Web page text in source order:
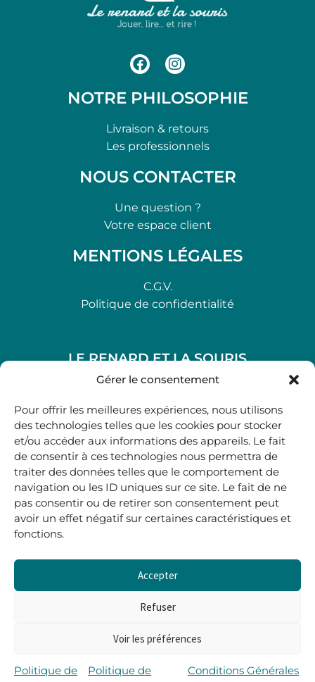
Gérer le consentement
Pour offrir les meilleures expériences, nous utilisons
des technologies telles que les cookies pour stocker
et/ou accéder aux informations des appareils. Le fait
de consentir à ces technologies nous permettra de
traiter des données telles que le comportement de
navigation ou les ID uniques sur ce site. Le fait de ne
pas consentir ou de retirer son consentement peut
avoir un effet négatif sur certaines caractéristiques et
fonctions.
Accepter
Refuser
Voir les préférences
Politique de
Politique de
Conditions Générales
NOTRE PHILOSOPHIE
Livraison & retours
Les professionnels
NOUS CONTACTER
Une question ?
Votre espace client
MENTIONS LÉGALES
C.G.V.
Politique de confidentialité
LE RENARD ET LA SOURIS
48, rue Maubec 33210 LANGON
05 40 41 37 18
.
MARDI AU SAMEDI
10H00-12H45 | 14H00 -19H00
boutique@lerenardetlasouris.com
Tous droits réservés © Le Renard et la Souris –
Rives